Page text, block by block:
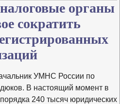
органы
сократить
УМНС России по
В настоящий момент в
240 тысяч юридических